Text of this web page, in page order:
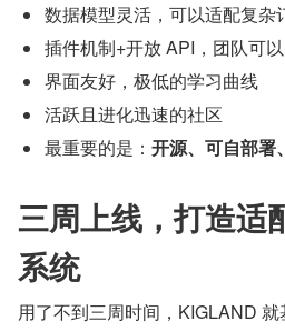
数据模型灵活，可以适配复杂
插件机制+开放 API，团队可
界面友好，极低的学习曲线
活跃且进化迅速的社区
最重要的是： 开源、可自部署
三周上线，打造适
系统
用了不到三周时间，KIGLAND